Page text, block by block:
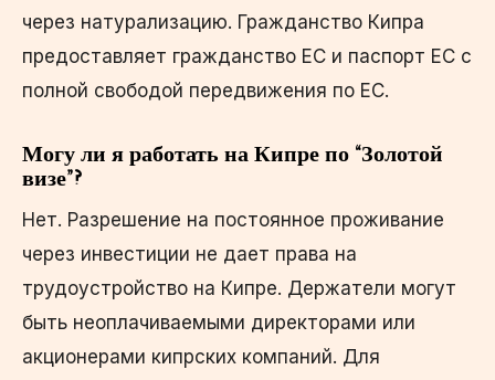
через натурализацию. Гражданство Кипра
предоставляет гражданство ЕС и паспорт ЕС с
полной свободой передвижения по ЕС.
Могу ли я работать на Кипре по “Золотой
визе”?
Нет. Разрешение на постоянное проживание
через инвестиции не дает права на
трудоустройство на Кипре. Держатели могут
быть неоплачиваемыми директорами или
акционерами кипрских компаний. Для